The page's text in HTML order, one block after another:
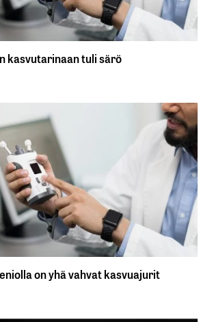
kasvutarinaan tuli särö
on yhä vahvat kasvuajurit